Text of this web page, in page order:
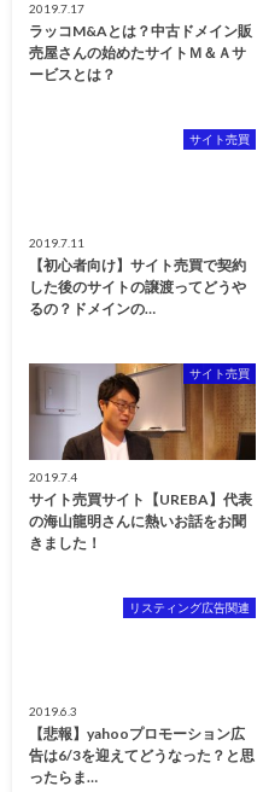
2019.7.17
ラッコM&Aとは？中古ドメイン販
売屋さんの始めたサイトＭ＆Ａサ
ービスとは？
サイト売買
2019.7.11
【初心者向け】サイト売買で契約
した後のサイトの譲渡ってどうや
るの？ドメインの…
サイト売買
2019.7.4
サイト売買サイト【UREBA】代表
の海山龍明さんに熱いお話をお聞
きました！
リスティング広告関連
2019.6.3
【悲報】yahooプロモーション広
告は6/3を迎えてどうなった？と思
ったらま…